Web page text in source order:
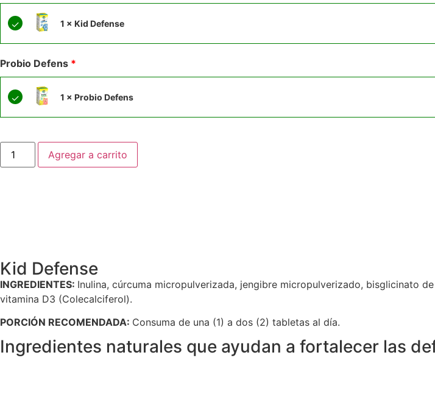
1 × Kid Defense
Probio Defens
1 × Probio Defens
Agregar a carrito
Kid Defense
INGREDIENTES: Inulina, cúrcuma micropulverizada, jengibre micropulverizado, bisglicinato
vitamina D3 (Colecalciferol).
PORCIÓN RECOMENDADA: Consuma de una (1) a dos (2) tabletas al día.
Ingredientes naturales que ayudan a fortalecer las